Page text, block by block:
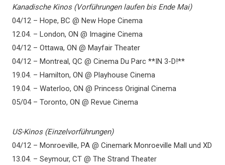
Kanadische Kinos (Vorführungen laufen bis Ende Mai)
04/12 – Hope, BC @ New Hope Cinema
12.04. – London, ON @ Imagine Cinema
04/12 – Ottawa, ON @ Mayfair Theater
04/12 – Montreal, QC @ Cinema Du Parc **IN 3-D!**
19.04. – Hamilton, ON @ Playhouse Cinema
19.04. – Waterloo, ON @ Princess Original Cinema
05/04 – Toronto, ON @ Revue Cinema
US-Kinos (Einzelvorführungen)
04/12 – Monroeville, PA @ Cinemark Monroeville Mall und XD
13.04. – Seymour, CT @ The Strand Theater